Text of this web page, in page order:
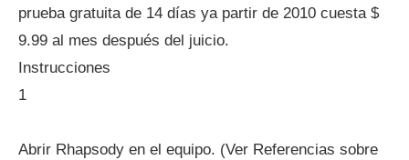
prueba gratuita de 14 días ya partir de 2010 cuesta $
9.99 al mes después del juicio.
Instrucciones
1
Abrir Rhapsody en el equipo. (Ver Referencias sobre